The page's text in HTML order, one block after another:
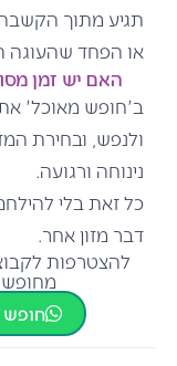
תגיע מתוך
או הפחד שהעוגה
האם יש זמן
ב'חופש מאוכל'
ולנפש, ובחירת
נינוחה ורגועה.
כל זאת בלי
דבר מזון אחר.
להצטרפות
מחופש
חופש